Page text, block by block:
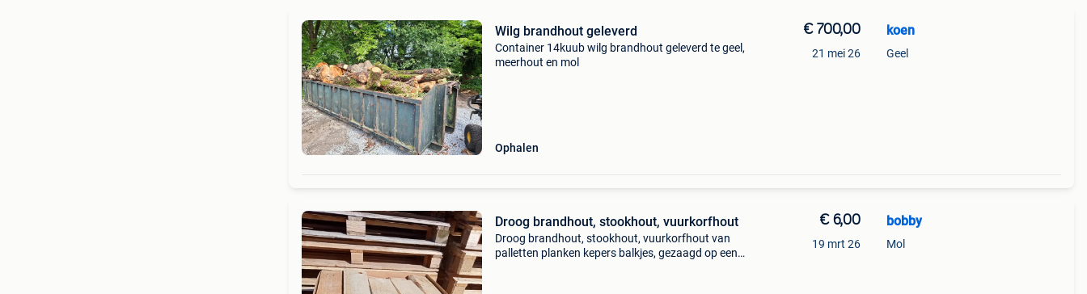
Wilg brandhout geleverd
Container 14kuub wilg brandhout geleverd te geel,
meerhout en mol
Ophalen
€ 700,00
21 mei 26
koen
Geel
Droog brandhout, stookhout, vuurkorfhout
Droog brandhout, stookhout, vuurkorfhout van
palletten planken kepers balkjes, gezaagd op een
€ 6,00
19 mrt 26
bobby
Mol